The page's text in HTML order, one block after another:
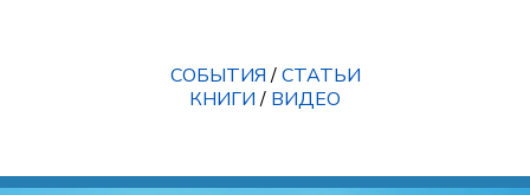
СОБЫТИЯ/СТАТЬИ
КНИГИ/ ВИДЕО